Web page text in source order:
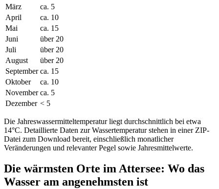
März
ca. 5
April
ca. 10
Mai
ca. 15
Juni
über 20
Juli
über 20
August
über 20
September ca. 15
Oktober
ca. 10
November ca. 5
Dezember < 5
Die Jahreswassermitteltemperatur liegt durchschnittlich bei etwa
14°C. Detaillierte Daten zur Wassertemperatur stehen in einer ZIP-
Datei zum Download bereit, einschließlich monatlicher
Veränderungen und relevanter Pegel sowie Jahresmittelwerte.
Die wärmsten Orte im Attersee: Wo das
Wasser am angenehmsten ist